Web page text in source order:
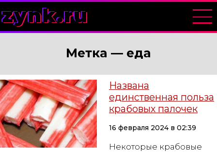
zynk.ru
Метка — еда
Названа
единственная польза
крабовых палочек
16 февраля 2024 в 02:39
Некоторые крабовые